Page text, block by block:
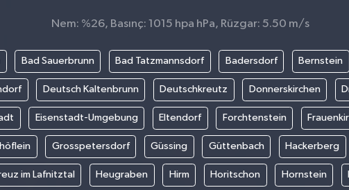
Nem: %26, Basınç: 1015 hpa hPa, Rüzgar: 5.50 m/s
Bad Sauerbrunn Bad Tatzmannsdorf Badersdorf Bernstein
Deutsch Kaltenbrunn Deutschkreutz Donnerskirchen
Eisenstadt-Umgebung Eltendorf Forchtenstein
Grosspetersdorf Güssing Güttenbach Hackerberg
im Lafnitztal Heugraben Hirm Horitschon Hornstein